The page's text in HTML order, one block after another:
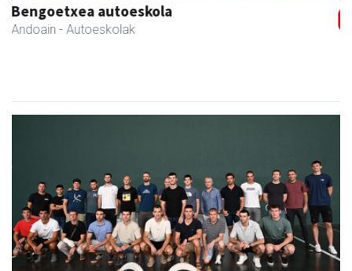
Amonarriz iturgintza S. L.
Larraul - Iturgintza